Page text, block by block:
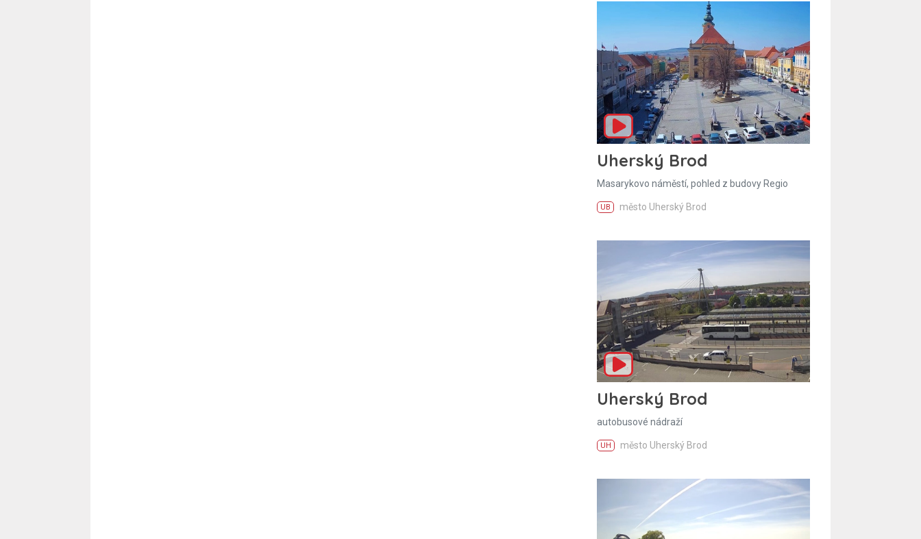
Uherský Brod
Masarykovo náměstí, pohled z budovy Regio
UB město Uherský Brod
Uherský Brod
autobusové nádraží
UH město Uherský Brod